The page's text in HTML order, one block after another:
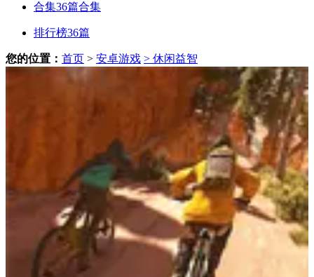
合集36篇合集
排行榜36篇
您的位置： 首页 > 安卓游戏 > 休闲益智